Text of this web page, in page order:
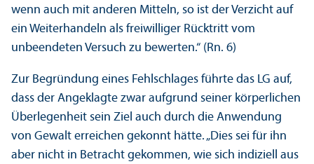
wenn auch mit anderen Mitteln, so ist der Verzicht auf
ein Weiterhandeln als freiwilliger Rücktritt vom
unbeendeten Versuch zu bewerten.“ (Rn. 6)
Zur Begründung eines Fehlschlages führte das LG auf,
dass der Angeklagte zwar aufgrund seiner körperlichen
Über­legenheit sein Ziel auch durch die Anwendung
von Gewalt erreichen gekonnt hätte. „Dies sei für ihn
aber nicht in Betracht gekommen, wie sich indiziell aus